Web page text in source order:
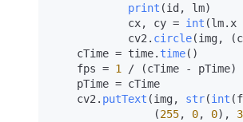
print (id, lm)
            cx, cy =
int (lm. x
            cv2.
circle(img,
    cTime = time.
time()
    fps =
1
/ (cTime - pTime)
    cv2.
putText (img, str(int
                (
255, 0, 0), 3